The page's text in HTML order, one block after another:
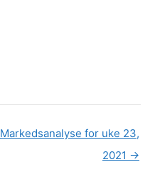
Markedsanalyse for uke 23,
2021 →